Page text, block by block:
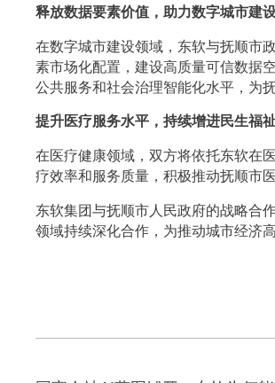
释放数据要素价值， 助力数字城市建
在数字城市建设领域，东软与抚顺市
素市场化配置，建设高质量可信数据
公共服务和社会治理智能化水平，为
提升医疗服务水平，持续增进民生福
在医疗健康领域，双方将依托东软在
疗效率和服务质量，积极推动抚顺市
东软集团与抚顺市人民政府的战略合
领域持续深化合作，为推动城市经济